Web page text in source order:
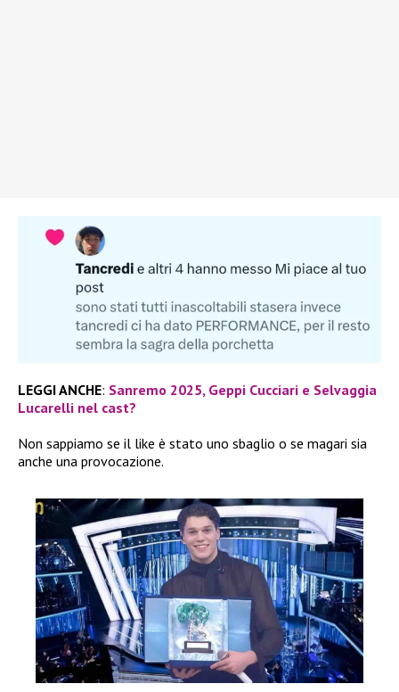
LEGGI ANCHE: Sanremo 2025, Geppi Cucciari e Selvaggia
Lucarelli nel cast?
Non sappiamo se il like è stato uno sbaglio o se magari sia
anche una provocazione.